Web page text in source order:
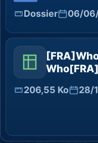
Dossier 06/
206,55 Ko 28/